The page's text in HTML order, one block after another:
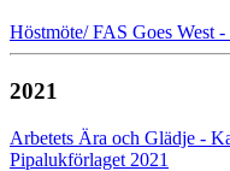
Höstmöte/ FAS Goes West
2021
Arbetets Ära och Glädje -
Pipalukförlaget 2021